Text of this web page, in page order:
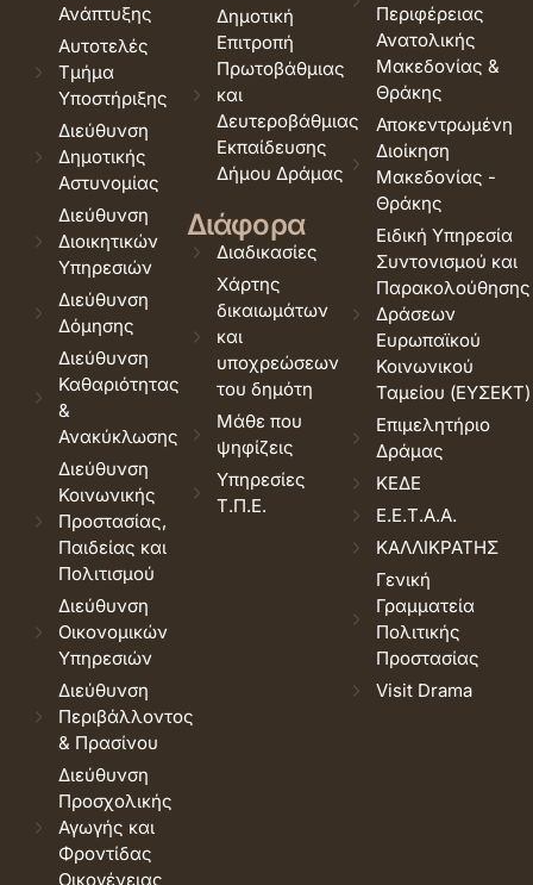
Ανάπτυξης
Αυτοτελές
Τμήμα
Υποστήριξης
Διεύθυνση
Δημοτικής
Αστυνομίας
Διεύθυνση
Διοικητικών
Υπηρεσιών
Διεύθυνση
Δόμησης
Διεύθυνση
Καθαριότητας
&
Ανακύκλωσης
Διεύθυνση
Κοινωνικής
Προστασίας,
Παιδείας και
Πολιτισμού
Διεύθυνση
Οικονομικών
Υπηρεσιών
Διεύθυνση
Περιβάλλοντος
& Πρασίνου
Διεύθυνση
Προσχολικής
Αγωγής και
Φροντίδας
Οικογένειας
Δημοτική
Επιτροπή
Πρωτοβάθμιας
και
Δευτεροβάθμιας
Εκπαίδευσης
Δήμου Δράμας
Διάφορα
Διαδικασίες
Χάρτης
δικαιωμάτων
και
υποχρεώσεων
του δημότη
Μάθε που
ψηφίζεις
Υπηρεσίες
Τ.Π.Ε.
Περιφέρειας
Ανατολικής
Μακεδονίας &
Θράκης
Αποκεντρωμένη
Διοίκηση
Μακεδονίας -
Θράκης
Ειδική Υπηρεσία
Συντονισμού και
Παρακολούθησης
Δράσεων
Ευρωπαϊκού
Κοινωνικού
Ταμείου (ΕΥΣΕΚΤ)
Επιμελητήριο
Δράμας
ΚΕΔΕ
Ε.Ε.Τ.Α.Α.
ΚΑΛΛΙΚΡΑΤΗΣ
Γενική
Γραμματεία
Πολιτικής
Προστασίας
Visit Drama